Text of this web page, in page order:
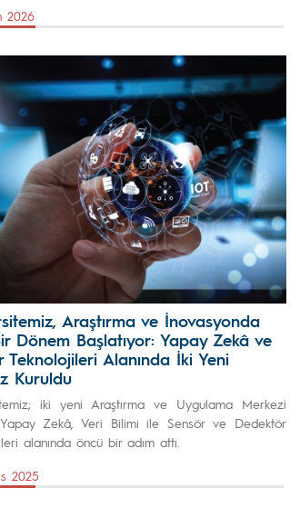
2026
Araştırma ve İnovasyonda
Dönem Başlatıyor: Yapay Zekâ ve
Teknolojileri Alanında İki Yeni
Kuruldu
iki yeni Araştırma ve Uygulama Merkezi
Zekâ, Veri Bilimi ile Sensör ve Dedektör
alanında öncü bir adım attı.
2025